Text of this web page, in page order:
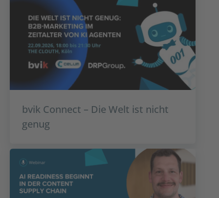
bvik Connect – Die Welt ist nicht
genug